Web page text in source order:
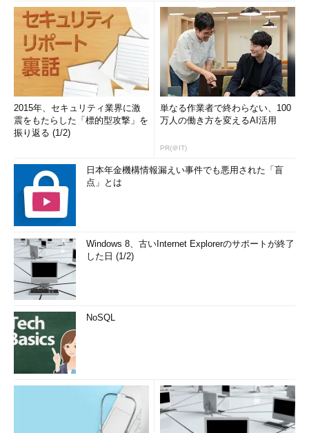
2015年、セキュリティ業界に激
震をもたらした「標的型攻撃」を
振り返る (1/2)
単なる作業者で終わらない、100
万人の働き方を変えるAI活用
PR(＠IT)
日本年金機構情報漏えい事件でも悪用された「盲
点」とは
Windows 8、古いInternet Explorerのサポートが終了
した日 (1/2)
NoSQL